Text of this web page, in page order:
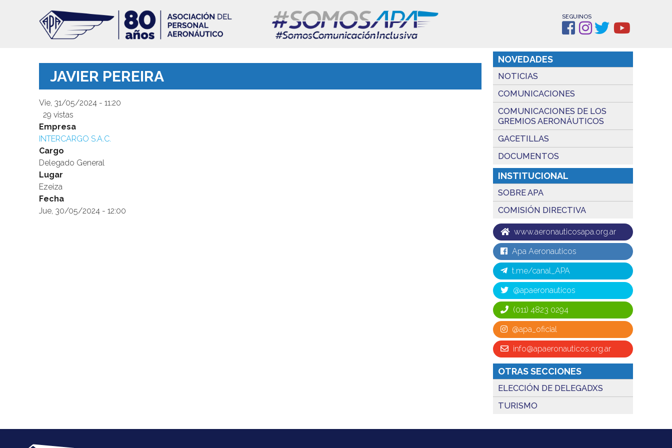
SEGUINOS
JAVIER PEREIRA
Vie, 31/05/2024 - 11:20
29 vistas
Image
Empresa
INTERCARGO S.A.C.
Cargo
Delegado General
Lugar
Ezeiza
Fecha
Jue, 30/05/2024 - 12:00
NOVEDADES
NOTICIAS
COMUNICACIONES
COMUNICACIONES DE LOS
GREMIOS AERONÁUTICOS
GACETILLAS
DOCUMENTOS
INSTITUCIONAL
SOBRE APA
COMISIÓN DIRECTIVA
www.aeronauticosapa.org.ar
Apa Aeronauticos
t.me/canal_APA
@apaeronauticos
(011) 4823 0294
@apa_oficial
info@apaeronauticos.org.ar
OTRAS SECCIONES
ELECCIÓN DE DELEGADXS
TURISMO